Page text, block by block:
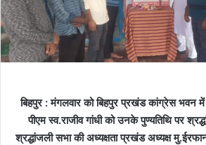
बिहपुर : मंगलवार को बिहपुर प्रखंड कांग्रेस भवन
पीएम स्व.राजीव गांधी को उनके पुण्यतिथि पर
श्रद्धांजली सभा की अध्यक्षता प्रखंड अध्यक्ष